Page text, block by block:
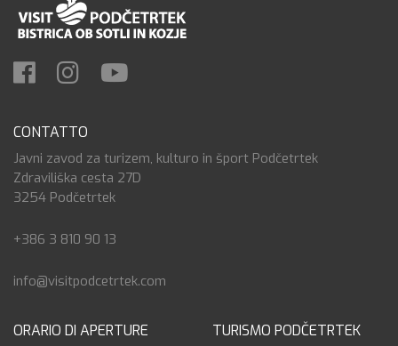
CONTATTO
Javni zavod za turizem, kulturo in šport Podčetrtek
Zdraviliška cesta 27D
3254 Podčetrtek
+386 3 810 90 13
info@visitpodcetrtek.com
ORARIO DI APERTURE TURISMO PODČETRTEK